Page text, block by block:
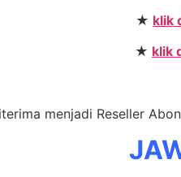
★ klik
★ klik
menjadi Reseller